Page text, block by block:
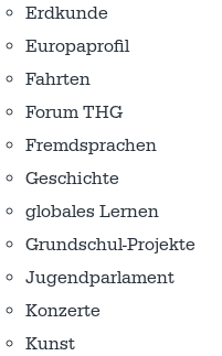
Erdkunde
Europaprofil
Fahrten
Forum THG
Fremdsprachen
Geschichte
globales Lernen
Grundschul-Projekte
Jugendparlament
Konzerte
Kunst